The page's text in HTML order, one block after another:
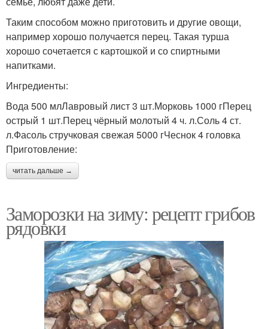
Таким способом можно приготовить и другие овощи,
например хорошо получается перец. Такая турша
хорошо сочетается с картошкой и со спиртными
напитками.
Ингредиенты:
Вода 500 млЛавровый лист 3 шт.Морковь 1000 гПерец
острый 1 шт.Перец чёрный молотый 4 ч. л.Соль 4 ст.
л.Фасоль стручковая свежая 5000 гЧеснок 4 головка
Приготовление:
читать дальше →
Заморозки на зиму: рецепт грибов
рядовки